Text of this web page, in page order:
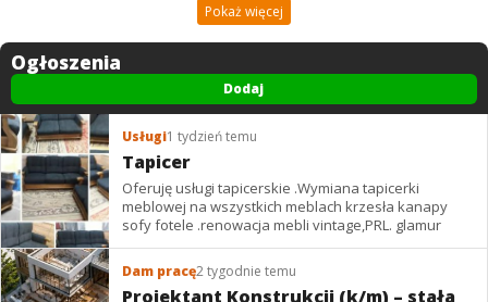
Pokaż więcej
Ogłoszenia
Dodaj
Usługi1 tydzień temu
Tapicer
Oferuję usługi tapicerskie .Wymiana tapicerki
meblowej na wszystkich meblach krzesła kanapy
sofy fotele .renowacja mebli vintage,PRL. glamur
Dam pracę2 tygodnie temu
Projektant Konstrukcji (k/m) – stała